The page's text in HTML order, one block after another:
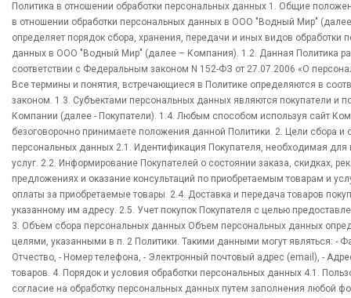
Политика в отношении обработки персональных данных 1. Общие
в отношении обработки персональных данных в ООО "Водный Мир"
определяет порядок сбора, хранения, передачи и иных видов обработки
данных в ООО "Водный Мир" (далее – Компания). 1.2. Данная Политика
соответствии с Федеральным законом N 152-ФЗ от 27.07.2006 «О
Все термины и понятия, встречающиеся в Политике определяются в
законом. 1.3. Субъектами персональных данных являются покупатели и
Компании (далее - Покупатели). 1.4. Любым способом используя сайт
безоговорочно принимаете положения данной Политики. 2. Цели сбора и
персональных данных 2.1. Идентификация Покупателя, необходимая для
услуг. 2.2. Информирование Покупателей о состоянии заказа, скидках,
предложениях и оказание консультаций по приобретаемым товарам и
оплаты за приобретаемые товары. 2.4. Доставка и передача товаров
указанному им адресу. 2.5. Учет покупок Покупателя с целью
3. Объем сбора персональных данных Объем персональных данных
целями, указанными в п. 2 Политики. Такими данными могут являться: -
Отчество, - Номер телефона, - Электронный почтовый адрес (email), -
товаров. 4. Порядок и условия обработки персональных данных 4.1.
согласие на обработку персональных данных путем заполнения любой